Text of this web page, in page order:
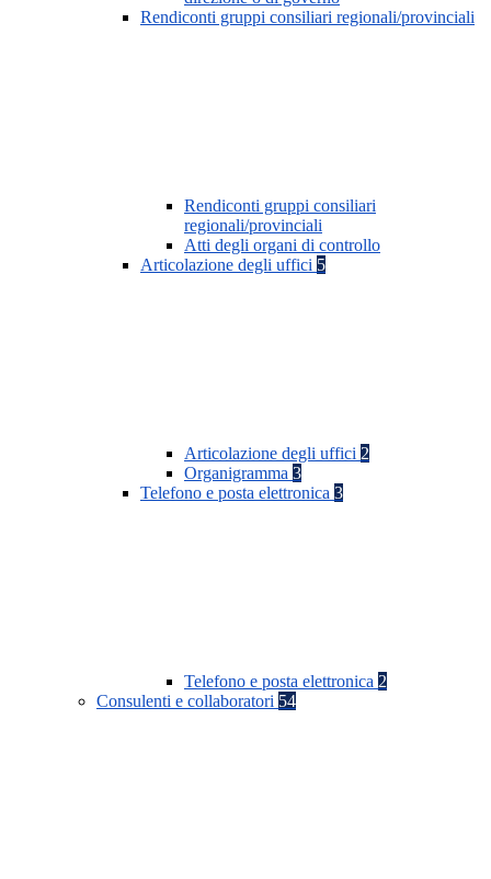
Rendiconti gruppi consiliari regionali/provinciali
Rendiconti gruppi consiliari
regionali/provinciali
Atti degli organi di controllo
Articolazione degli uffici 5
Articolazione degli uffici 2
Organigramma 3
Telefono e posta elettronica 3
Telefono e posta elettronica 2
Consulenti e collaboratori 54